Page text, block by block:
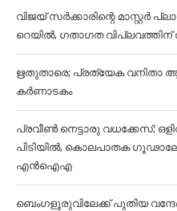
വിജയ് സര്‍ക്കാരിന്റെ മാസ്റ്റര്‍
റെയില്‍, ഗതാഗത വിപ്ലവത്തിന്
ഋതുതാരെ; പ്രത്യേക വനിതാ
കര്‍ണാടകം
പ്രവീൺ നെട്ടാരു വധക്കേസ്;
പിടിയിൽ, കൊലപാതക
എൻഐഎ
ബെംഗളൂരുവിലേക്ക് പുതിയ